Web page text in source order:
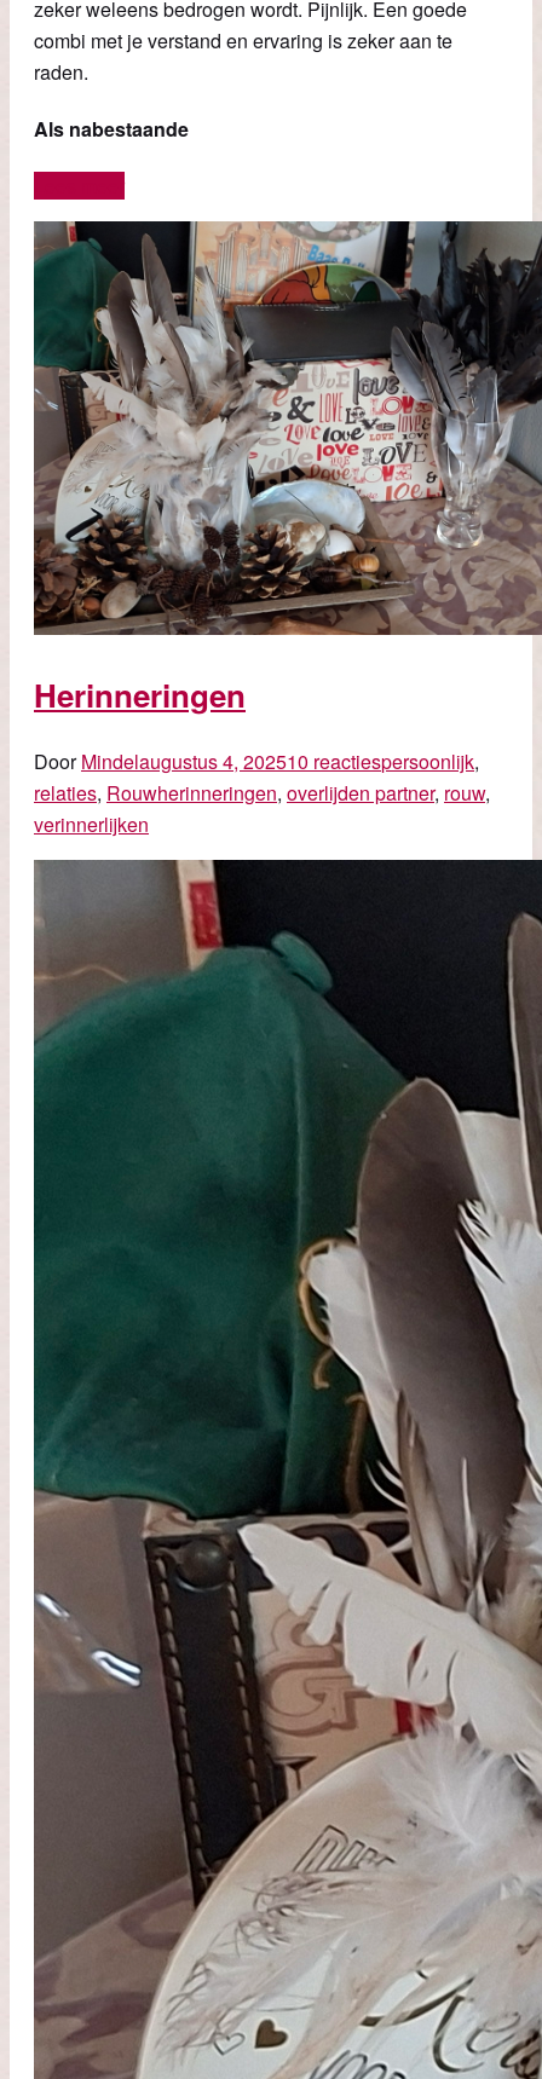
zeker weleens bedrogen wordt. Pijnlijk. Een goede
combi met je verstand en ervaring is zeker aan te
raden.
Als nabestaande
Herinneringen
DoorMindelaugustus 4, 202510 reactiespersoonlijk,
relaties, Rouwherinneringen, overlijden partner, rouw,
verinnerlijken